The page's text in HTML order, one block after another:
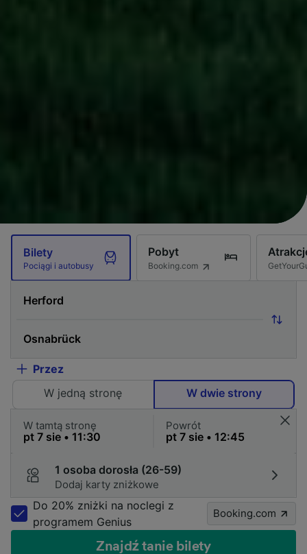
Bilety
Pociągi i autobusy
Pobyt
Booking.com
Przez
W jedną stronę
W dwie strony
W tamtą stronę Powrót
1 osoba dorosła (26-59)
Dodaj karty zniżkowe
Do 20% zniżki na noclegi z
programem Genius
Booking.com
Znajdź tanie bilety